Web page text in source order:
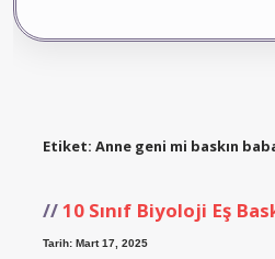
Etiket: Anne geni mi baskın
10 Sınıf Biyoloji Eş
Tarih: Mart 17, 2025